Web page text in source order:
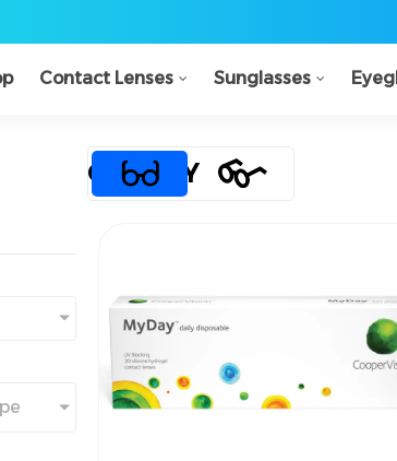
Contact Lenses Sunglasses
CLARITY